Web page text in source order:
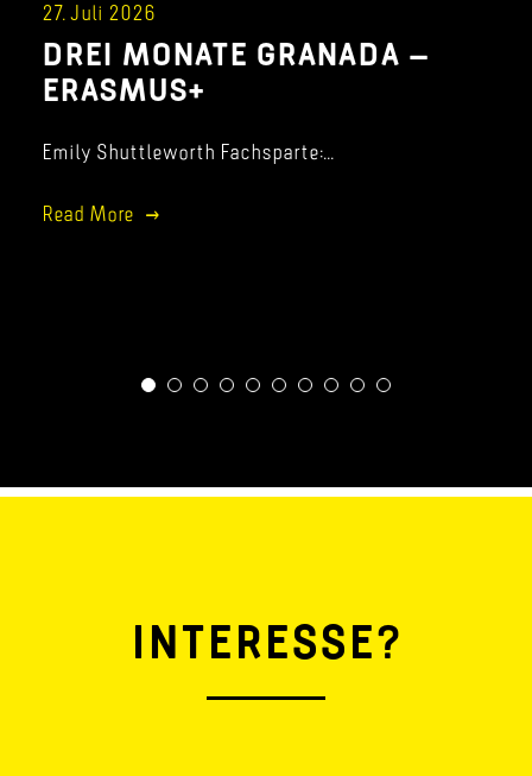
27. Juli 2026
DREI MONATE GRANADA –
ERASMUS+
Emily Shuttleworth Fachsparte:...
Read More
INTERESSE?